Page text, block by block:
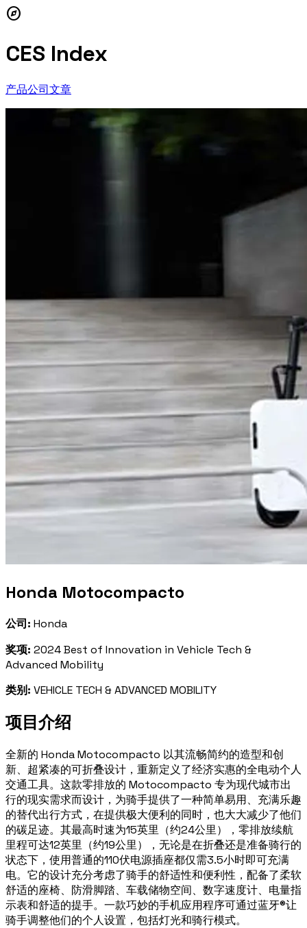
explore
CES Index
产品公司文章
Honda Motocompacto
公司: Honda
奖项: 2024 Best of Innovation in Vehicle Tech &
Advanced Mobility
类别: VEHICLE TECH & ADVANCED MOBILITY
项目介绍
全新的 Honda Motocompacto 以其流畅简约的造型和创
新、超紧凑的可折叠设计，重新定义了经济实惠的全电动个人
交通工具。这款零排放的 Motocompacto 专为现代城市出
行的现实需求而设计，为骑手提供了一种简单易用、充满乐趣
的替代出行方式，在提供极大便利的同时，也大大减少了他们
的碳足迹。其最高时速为15英里（约24公里），零排放续航
里程可达12英里（约19公里），无论是在折叠还是准备骑行的
状态下，使用普通的110伏电源插座都仅需3.5小时即可充满
电。它的设计充分考虑了骑手的舒适性和便利性，配备了柔软
舒适的座椅、防滑脚踏、车载储物空间、数字速度计、电量指
示表和舒适的提手。一款巧妙的手机应用程序可通过蓝牙®让
骑手调整他们的个人设置，包括灯光和骑行模式。